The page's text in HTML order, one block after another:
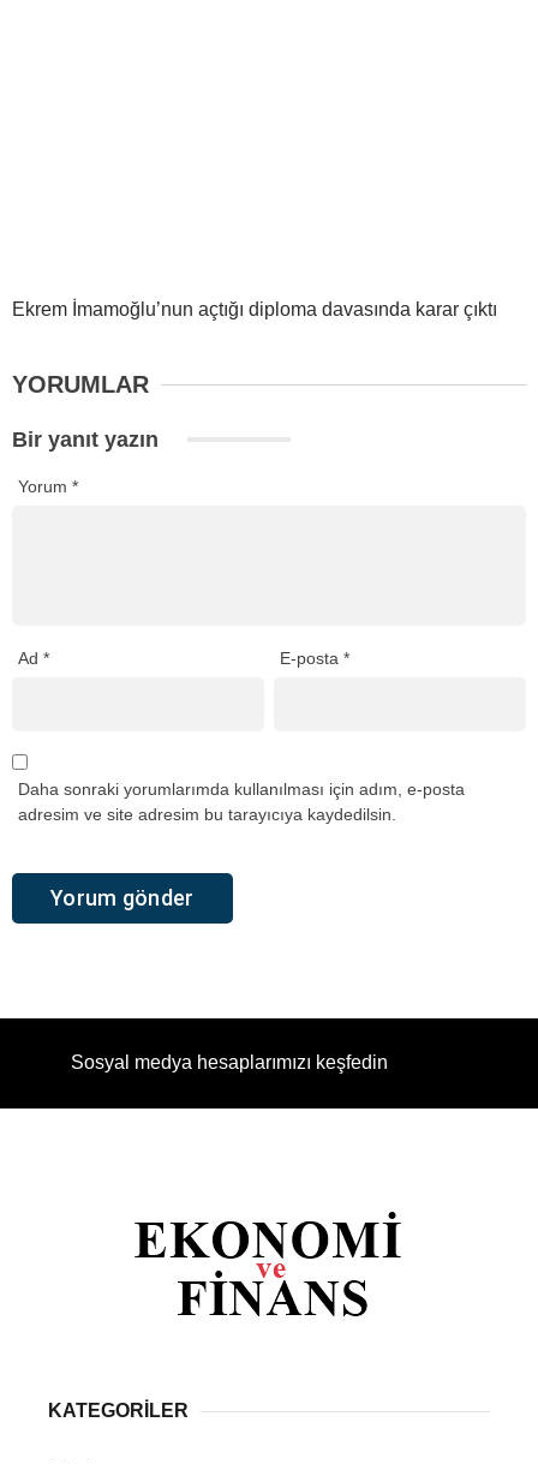
Ekrem İmamoğlu’nun açtığı diploma davasında karar çıktı
YORUMLAR
Bir yanıt yazın
Yorum *
Ad * E-posta*
Daha sonraki yorumlarımda kullanılması için adım, e-posta
adresim ve site adresim bu tarayıcıya kaydedilsin.
Sosyal medya hesaplarımızı keşfedin
KATEGORİLER